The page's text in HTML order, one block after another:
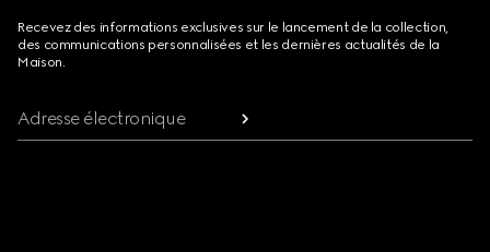
Recevez des informations exclusives sur le lancement de la collection,
des communications personnalisées et les dernières actualités de la
Maison.
Adresse électronique